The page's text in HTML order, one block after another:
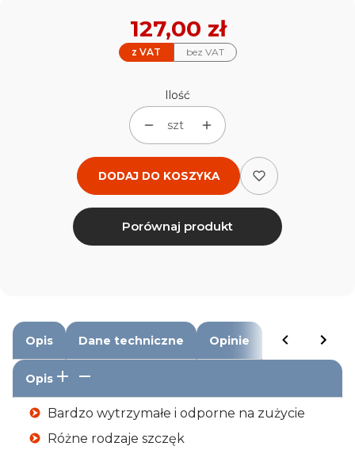
z VAT bez VAT
Cena
127,00 zł
Ilość
szt
DODAJ DO KOSZYKA
Porównaj produkt
Opis Dane techniczne Opinie
Opis
Bardzo wytrzymałe i odporne na zużycie
Różne rodzaje szczęk